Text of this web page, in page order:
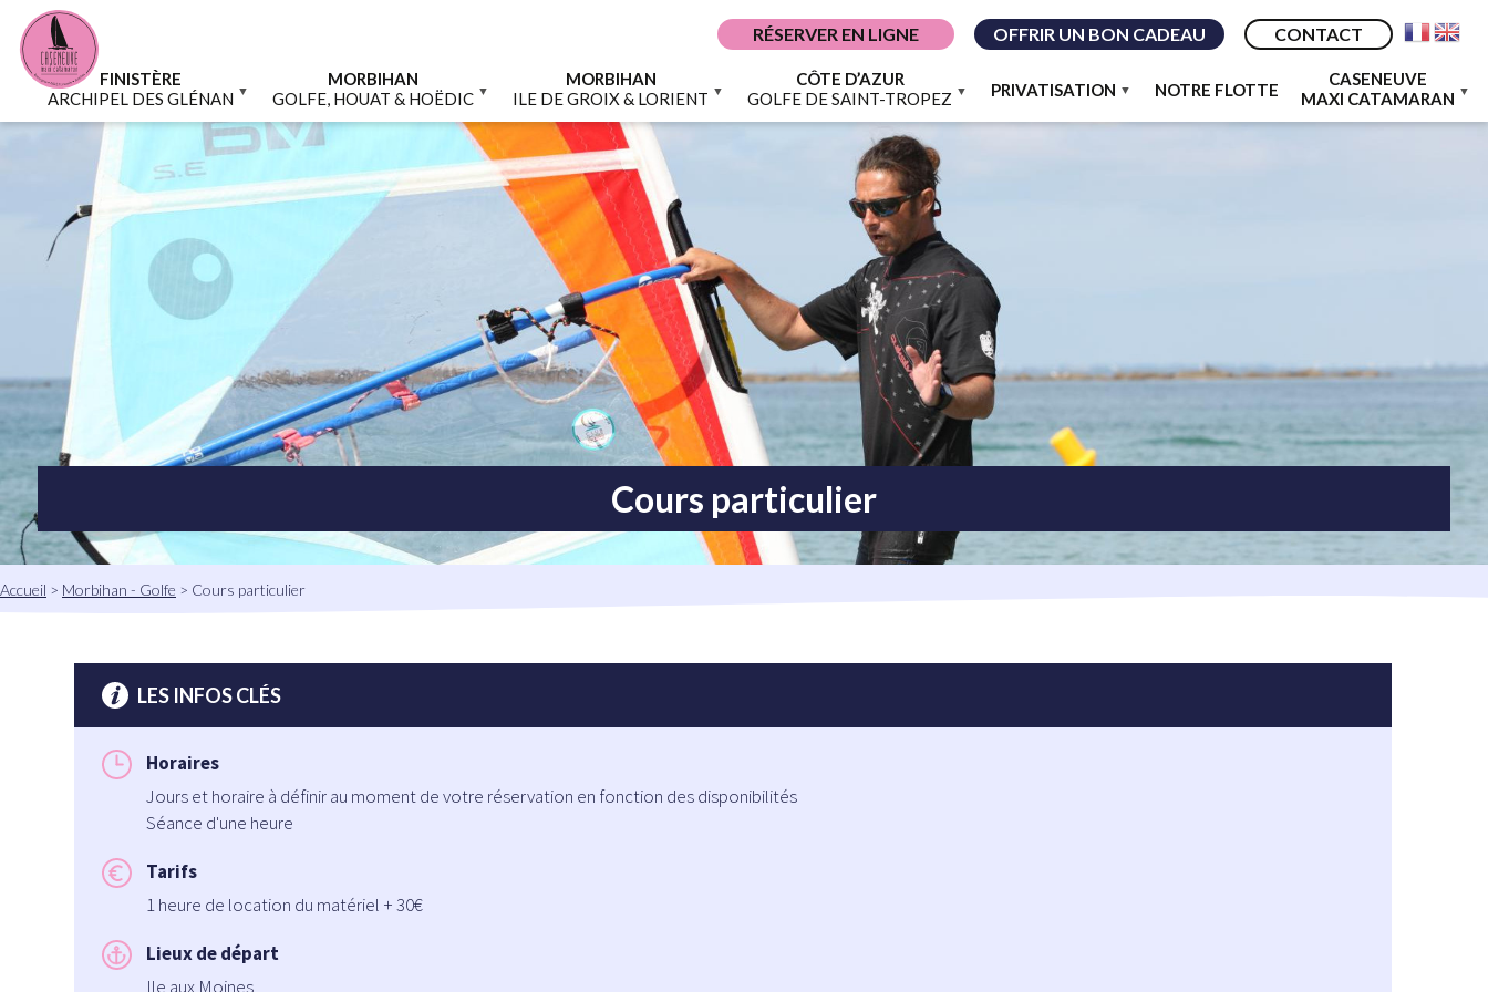
Aller
contenu
principal
RÉSERVER EN LIGNE OFFRIR UN BON CADEAU CONTACT
FINISTÈRE
ARCHIPEL DES GLÉNAN
MORBIHAN
GOLFE, HOUAT & HOËDIC
MORBIHAN
ILE DE GROIX & LORIENT
CÔTE D’AZUR
GOLFE DE SAINT-TROPEZ
PRIVATISATION NOTRE FLOTTE
CASENEUVE
MAXI CATAMARAN
Cours particulier
Fil
Accueil Morbihan - Golfe Cours particulier
LES INFOS CLÉS
Horaires
Jours et horaire à définir au moment de votre réservation en fonction des disponibilités
Séance d'une heure
Tarifs
1 heure de location du matériel + 30€
Lieux de départ
Ile aux Moines
Panneau de gestion des cookies